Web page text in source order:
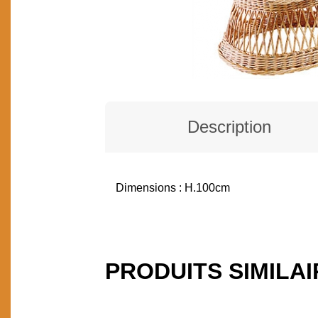
Description
Dimensions : H.100cm
PRODUITS